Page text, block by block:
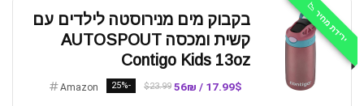
ירידת מחיר 📉
בקבוק מים מנירוסטה לילדים עם
קשית ומכסה AUTOSPOUT
Contigo Kids 13oz
17.99$ / 56₪
$23.99
-25%
Amazon